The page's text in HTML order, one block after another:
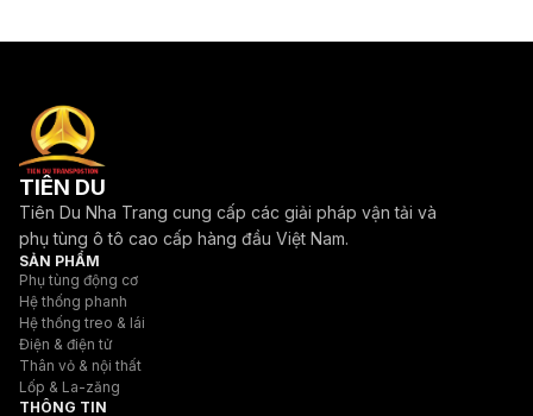
TIÊN DU
Tiên Du Nha Trang cung cấp các giải pháp vận tải và
phụ tùng ô tô cao cấp hàng đầu Việt Nam.
SẢN PHẨM
Phụ tùng động cơ
Hệ thống phanh
Hệ thống treo & lái
Điện & điện tử
Thân vỏ & nội thất
Lốp & La-zăng
THÔNG TIN